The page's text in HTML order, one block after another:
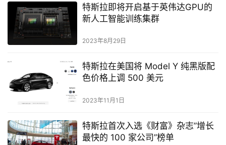
特斯拉即将开启基于英伟达GPU的
新人工智能训练集群
2023年8月29日
特斯拉在美国将 Model Y 纯黑版配
色价格上调 500 美元
2023年11月1日
特斯拉首次入选《财富》杂志”增长
最快的 100 家公司”榜单